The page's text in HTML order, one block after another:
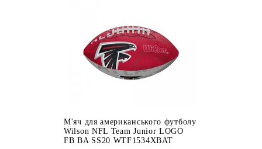
М'яч для американського футболу
Wilson NFL Team Junior LOGO
FB BA SS20 WTF1534XBAT